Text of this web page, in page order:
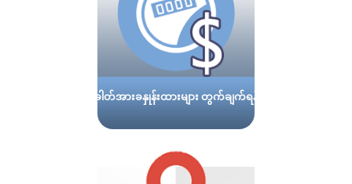
ဓါတ်အားခနှုန်းထားများ တွက်ချက်ရန်